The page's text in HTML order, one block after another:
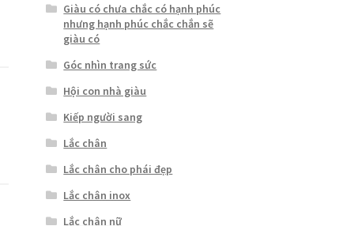
Giàu có chưa chắc có hạnh phúc
nhưng hạnh phúc chắc chắn sẽ
giàu có
Góc nhìn trang sức
Hội con nhà giàu
Kiếp người sang
Lắc chân
Lắc chân cho phái đẹp
Lắc chân inox
Lắc chân nữ